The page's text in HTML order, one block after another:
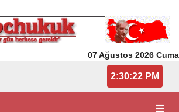
07 Ağustos 2026 Cuma
2:30:22 PM